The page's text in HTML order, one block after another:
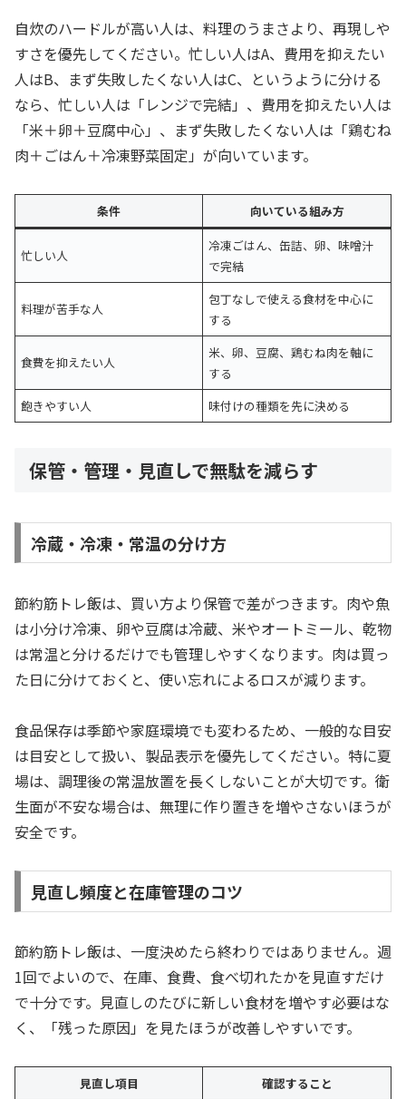
自炊のハードルが高い人は、料理のうまさより、再現しや
すさを優先してください。忙しい人はA、費用を抑えたい
人はB、まず失敗したくない人はC、というように分ける
なら、忙しい人は「レンジで完結」、費用を抑えたい人は
「米＋卵＋豆腐中心」、まず失敗したくない人は「鶏むね
肉＋ごはん＋冷凍野菜固定」が向いています。
条件 向いている組み方
忙しい人
冷凍ごはん、缶詰、卵、味噌汁
で完結
料理が苦手な人
包丁なしで使える食材を中心に
する
食費を抑えたい人
米、卵、豆腐、鶏むね肉を軸に
する
飽きやすい人
味付けの種類を先に決める
保管・管理・見直しで無駄を減らす
冷蔵・冷凍・常温の分け方
節約筋トレ飯は、買い方より保管で差がつきます。肉や魚
は小分け冷凍、卵や豆腐は冷蔵、米やオートミール、乾物
は常温と分けるだけでも管理しやすくなります。肉は買っ
た日に分けておくと、使い忘れによるロスが減ります。
食品保存は季節や家庭環境でも変わるため、一般的な目安
は目安として扱い、製品表示を優先してください。特に夏
場は、調理後の常温放置を長くしないことが大切です。衛
生面が不安な場合は、無理に作り置きを増やさないほうが
安全です。
見直し頻度と在庫管理のコツ
節約筋トレ飯は、一度決めたら終わりではありません。週
1回でよいので、在庫、食費、食べ切れたかを見直すだけ
で十分です。見直しのたびに新しい食材を増やす必要はな
く、「残った原因」を見たほうが改善しやすいです。
見直し項目 確認すること